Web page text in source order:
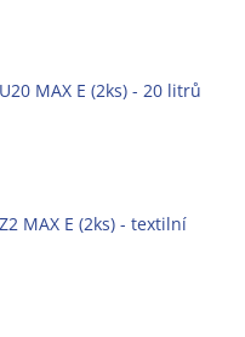
MAX E (2ks) - 20 litrů
MAX E (2ks) - textilní